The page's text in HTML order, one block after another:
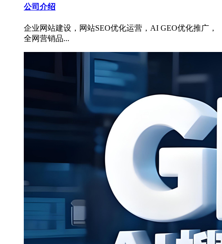
公司介绍
企业网站建设，网站SEO优化运营，AI GEO优化推广，
全网营销品...